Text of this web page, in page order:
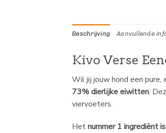
Beschrijving Aanvullende
Kivo Verse
Wil jij jouw hond een pure,
73% dierlijke eiwitten.
viervoeters.
Hetnummer 1 ingrediënt